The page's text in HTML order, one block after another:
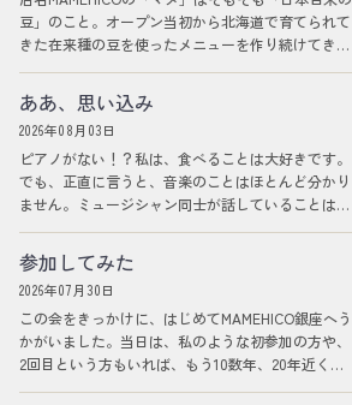
豆」のこと。オープン当初から北海道で育てられて
きた在来種の豆を使ったメニューを作り続けてきま
ああ、思い込み
2026年08月03日
ピアノがない！？私は、食べることは大好きです。
でも、正直に言うと、音楽のことはほとんど分かり
ません。ミュージシャン同士が話していることは、
参加してみた
2026年07月30日
この会をきっかけに、はじめてMAMEHICO銀座へう
かがいました。当日は、私のような初参加の方や、
2回目という方もいれば、もう10数年、20年近く